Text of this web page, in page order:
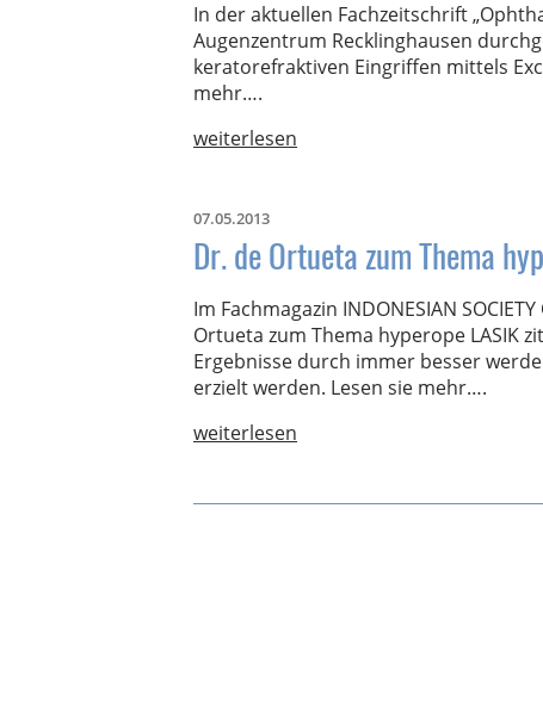
In der aktuellen Fachzeitschrift
Augenzentrum Recklinghausen
keratorefraktiven Eingriffen mittels
mehr….
weiterlesen
07.05.2013
Dr. de Ortueta zum Thema
Im Fachmagazin INDONESIAN
Ortueta zum Thema hyperope LASIK
Ergebnisse durch immer besser
erzielt werden. Lesen sie mehr….
weiterlesen